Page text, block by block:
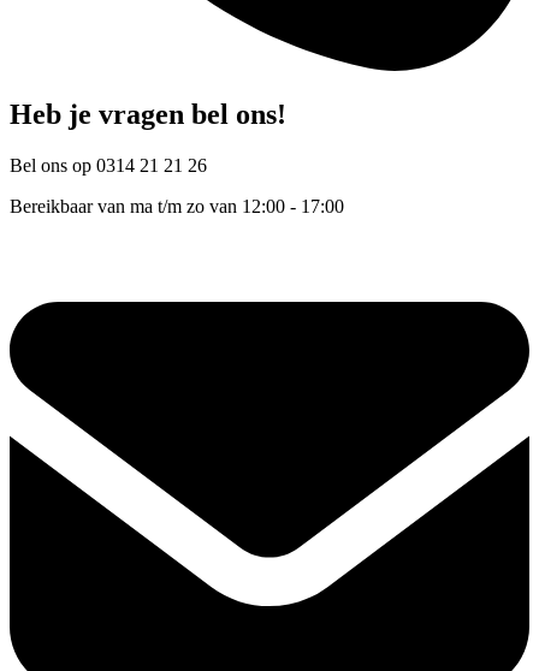
Heb je vragen bel ons!
Bel ons op 0314 21 21 26
Bereikbaar van ma t/m zo van 12:00 - 17:00